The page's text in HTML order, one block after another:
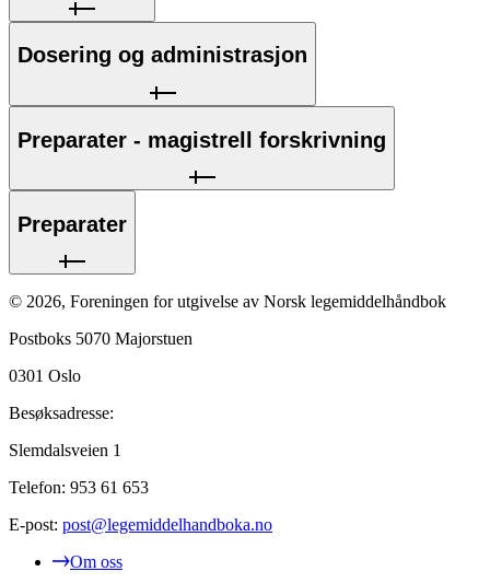
Dosering og administrasjon
Preparater - magistrell forskrivning
Preparater
© 2026, Foreningen for utgivelse av Norsk legemiddelhåndbok
Postboks 5070 Majorstuen
0301 Oslo
Besøksadresse:
Slemdalsveien 1
Telefon: 953 61 653
E-post: post@legemiddelhandboka.no
Om oss